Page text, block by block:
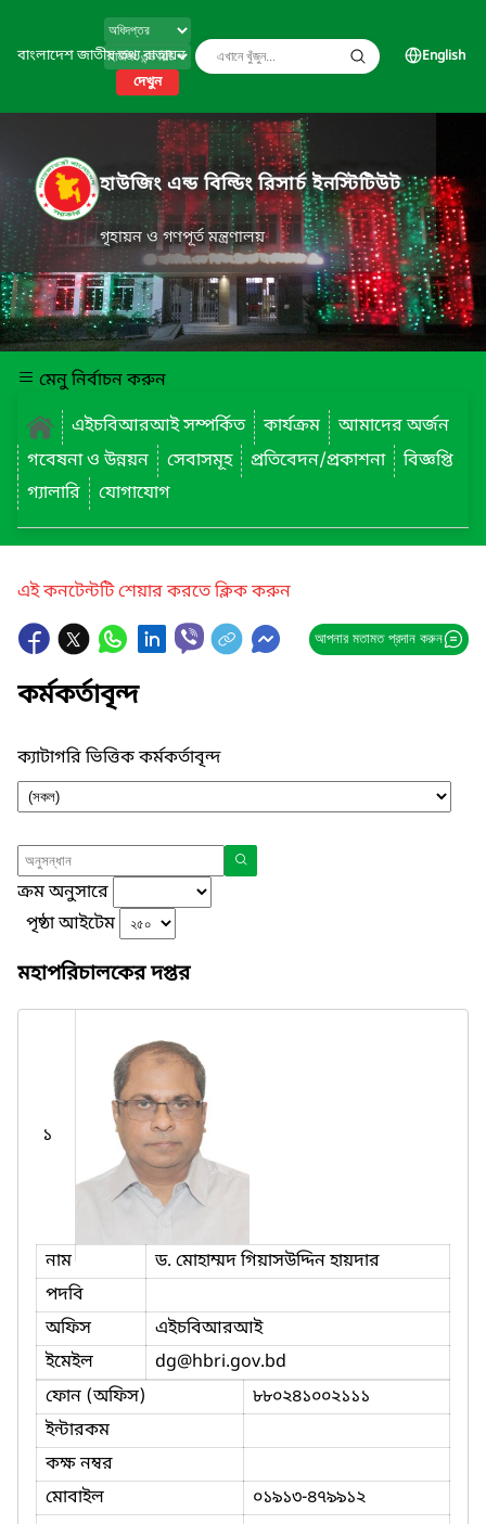
বাংলাদেশ জাতীয় তথ্য বাতায়ন
দেখুন
English
হাউজিং এন্ড বিল্ডিং রিসার্চ ইনস্টিটিউট
গৃহায়ন ও গণপূর্ত মন্ত্রণালয়
মেনু নির্বাচন করুন
এইচবিআরআই সম্পর্কিত
কার্যক্রম
আমাদের অর্জন
গবেষনা ও উন্নয়ন
সেবাসমূহ প্রতিবেদন/প্রকাশনা
বিজ্ঞপ্তি
গ্যালারি
যোগাযোগ
এই কনটেন্টটি শেয়ার করতে ক্লিক করুন
আপনার মতামত প্রদান করুন
কর্মকর্তাবৃন্দ
ক্যাটাগরি ভিত্তিক কর্মকর্তাবৃন্দ
ক্রম অনুসারে
পৃষ্ঠা আইটেম
মহাপরিচালকের দপ্তর
১
নাম
ড. মোহাম্মদ গিয়াসউদ্দিন হায়দার
পদবি
অফিস
এইচবিআরআই
ইমেইল
dg@hbri.gov.bd
ফোন (অফিস)
৮৮০২৪১০০২১১১
ইন্টারকম
কক্ষ নম্বর
মোবাইল
০১৯১৩-৪৭৯৯১২